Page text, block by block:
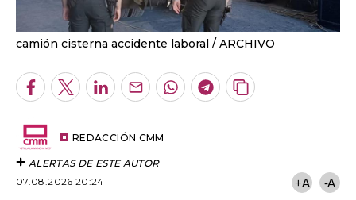
camión cisterna accidente laboral ARCHIVO
Facebook
TwitterLinkedInEnviarWhatsapp
Telegram
Copiar
REDACCIÓN CMM
ALERTAS DE ESTE AUTOR
07.08.2026 20:24
+A -A